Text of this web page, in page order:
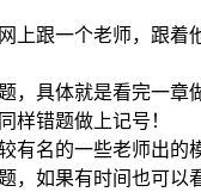
跟一个老师，跟着
具体就是看完一章
样错题做上记号！
名的一些老师出的
如果有时间也可以